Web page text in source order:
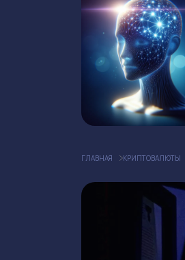
ГЛАВНАЯ КРИПТОВАЛЮТЫ